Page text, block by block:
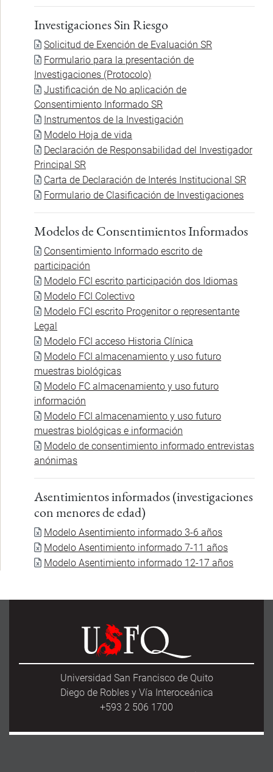
Investigaciones Sin Riesgo
Documento
Solicitud de Exención de Evaluación SR
Documento
Formulario para la presentación de
Investigaciones (Protocolo)
Documento
Justificación de No aplicación de
Consentimiento Informado SR
Documento
Instrumentos de la Investigación
Documento
Modelo Hoja de vida
Documento
Declaración de Responsabilidad del Investigador
Principal SR
Documento
Carta de Declaración de Interés Institucional SR
Documento
Formulario de Clasificación de Investigaciones
Modelos de Consentimientos Informados
Documento
Consentimiento Informado escrito de
participación
Documento
Modelo FCI escrito participación dos Idiomas
Documento
Modelo FCI Colectivo
Documento
Modelo FCI escrito Progenitor o representante
Legal
Documento
Modelo FCI acceso Historia Clínica
Documento
Modelo FCI almacenamiento y uso futuro
muestras biológicas
Documento
Modelo FC almacenamiento y uso futuro
información
Documento
Modelo FCI almacenamiento y uso futuro
muestras biológicas e información
Documento
Modelo de consentimiento informado entrevistas
anónimas
Asentimientos informados (investigaciones
con menores de edad)
Documento
Modelo Asentimiento informado 3-6 años
Documento
Modelo Asentimiento informado 7-11 años
Documento
Modelo Asentimiento informado 12-17 años
Universidad San Francisco de Quito
Diego de Robles y Vía Interoceánica
+593 2 506 1700